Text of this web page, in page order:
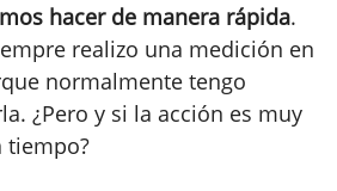
hacer de manera rápida.
realizo una medición en
normalmente tengo
¿Pero y si la acción es muy
tiempo?